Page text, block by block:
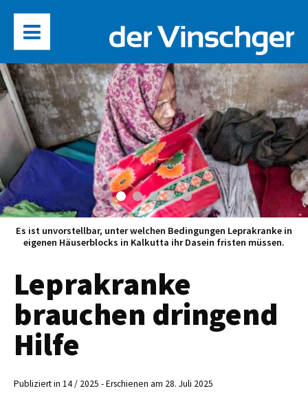
Es ist unvorstellbar, unter welchen Bedingungen Leprakranke in
eigenen Häuserblocks in Kalkutta ihr Dasein fristen müssen.
Leprakranke
brauchen dringend
Hilfe
Publiziert in 14 / 2025 - Erschienen am 28. Juli 2025